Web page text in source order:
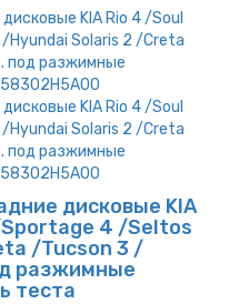
дисковые KIA
4 /Seltos
/Tucson 3 /
разжимные
теста